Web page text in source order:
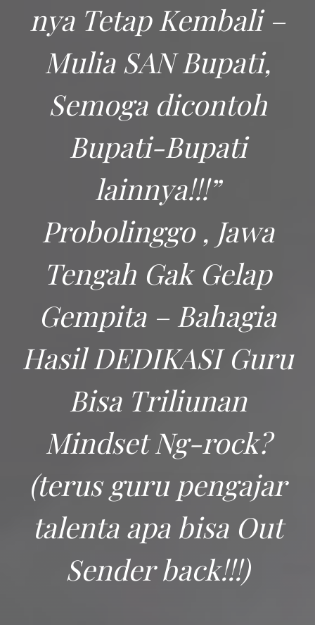
nya Tetap Kembali –
Mulia SAN Bupati,
Semoga dicontoh
Bupati-Bupati
lainnya!!!”
Probolinggo , Jawa
Tengah Gak Gelap
Gempita – Bahagia
Hasil DEDIKASI Guru
Bisa Triliunan
Mindset Ng-rock?
(terus guru pengajar
talenta apa bisa Out
Sender back!!!)